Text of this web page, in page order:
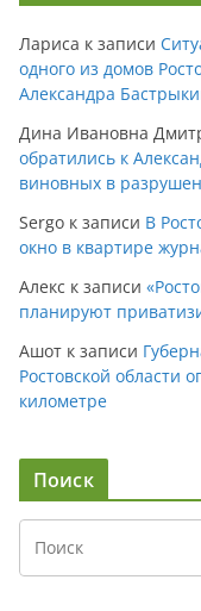
Лариса к записи
одного из домов
Александра
Дина Ивановна
обратились к
виновных в
Sergo к записи В
окно в квартире
Алекс к записи
планируют
Ашот к записи
Ростовской области
километре
Поиск